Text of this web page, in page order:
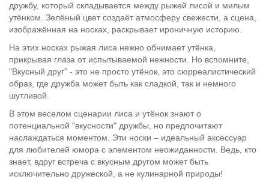
дружбу, который складывается между рыжей лисой и милым
утёнком. Зелёный цвет создаёт атмосферу свежести, а сцена,
изображённая на носках, раскрывает ироничную историю.
На этих носках рыжая лиса нежно обнимает утёнка,
прикрывая глаза от испытываемой нежности. Но вспомните,
"Вкусный друг" - это не просто утёнок, это сюрреалистический
образ, где дружба может быть как сладкой, так и немного
шутливой.
В этом веселом сценарии лиса и утёнок знают о
потенциальной "вкусности" дружбы, но предпочитают
наслаждаться моментом. Эти носки – идеальный аксессуар
для любителей юмора с элементом неожиданности. Ведь, кто
знает, вдруг встреча с вкусным другом может быть
исключительно дружеской, а не кулинарной природы!